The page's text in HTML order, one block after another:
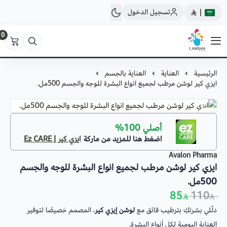
| تسجيل الدخول
لمسة ستور
0
الرئيسية العناية
العناية بالجسم
ايزي كير لوشن مرطب لجميع انواع البشرة للوجه والجسم 500مل.
أصلي 100%
اضغط هنا للمزيد من ماركة ايزي كير | Ez CARE
Avalon Pharma
ايزي كير لوشن مرطب لجميع انواع البشرة للوجه والجسم
500مل.
110
85
دلّلي بشرتكِ بترطيب فائق معلوشن إيزي كير، المصمم خصيصًا لتوفير
العناية اليومية لكل أنواع البشرة.